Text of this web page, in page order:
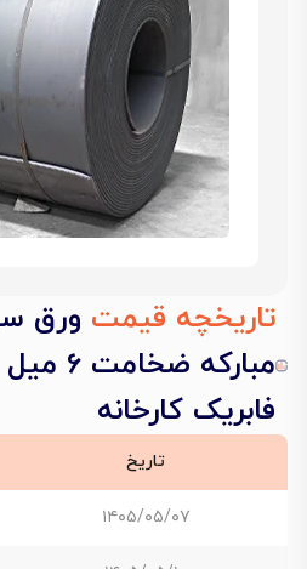
تاریخچه قیمت
فابریک کارخانه
تاریخ
۱۴۰۵/۰۵/۰۷